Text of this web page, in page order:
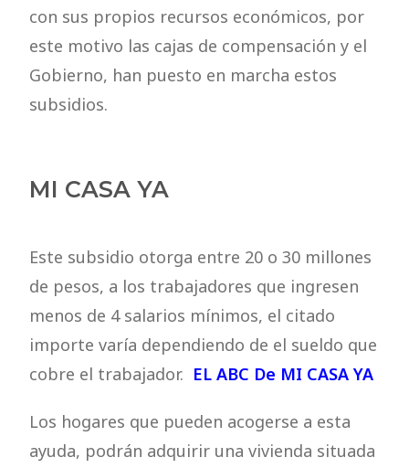
con sus propios recursos económicos, por
este motivo las cajas de compensación y el
Gobierno, han puesto en marcha estos
subsidios.
MI CASA YA
Este subsidio otorga entre 20 o 30 millones
de pesos, a los trabajadores que ingresen
menos de 4 salarios mínimos, el citado
importe varía dependiendo de el sueldo que
cobre el trabajador. EL ABC De MI CASA YA
Los hogares que pueden acogerse a esta
ayuda, podrán adquirir una vivienda situada